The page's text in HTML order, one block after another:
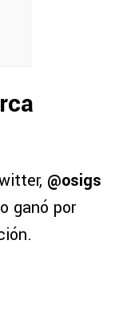
@osigs
ganó por